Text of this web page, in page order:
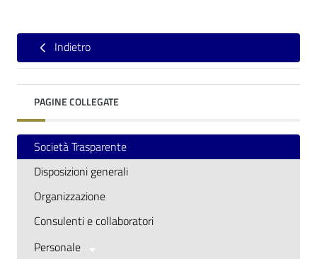
Indietro
PAGINE COLLEGATE
Società Trasparente
Disposizioni generali
Organizzazione
Consulenti e collaboratori
Personale